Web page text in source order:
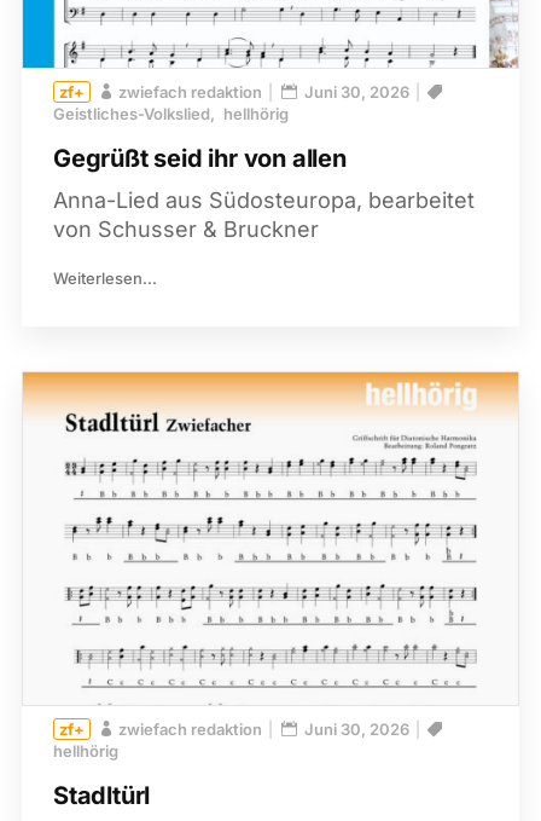
Gegrüßt seid ihr von allen
zwiefach redaktion
Juni 30, 2026
Geistliches-Volkslied
hellhörig
Anna-Lied aus Südosteuropa, bearbeitet
von Schusser & Bruckner
Weiterlesen...
Stadltürl
zwiefach redaktion
Juni 30, 2026
hellhörig